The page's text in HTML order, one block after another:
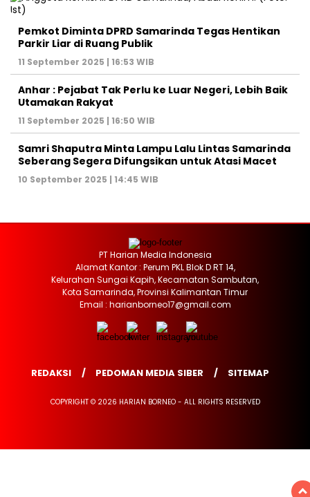
Pemkot Diminta DPRD Samarinda Tegas Hentikan
Parkir Liar di Ruang Publik
11 September 2025 | 16:53 WIB
Anhar : Pejabat Tak Perlu ke Luar Negeri, Lebih Baik
Utamakan Rakyat
11 September 2025 | 16:50 WIB
Samri Shaputra Minta Lampu Lalu Lintas Samarinda
Seberang Segera Difungsikan untuk Atasi Macet
10 September 2025 | 14:45 WIB
PT Harian Media Indonesia
Alamat Kantor : Perum PKL Blok D RT 14,
Kelurahan Sungai Kapih, Kecamatan Sambutan,
Kota Samarinda, Provinsi Kalimantan Timur
Email : harianborneo17@gmail.com
REDAKSI PEDOMAN MEDIA SIBER SITEMAP
COPYRIGHT © 2026 HARIAN BORNEO - ALL RIGHTS RESERVED